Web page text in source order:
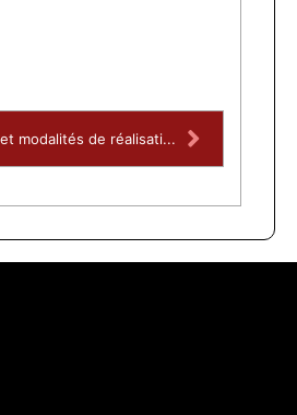
modalités de réalisati...